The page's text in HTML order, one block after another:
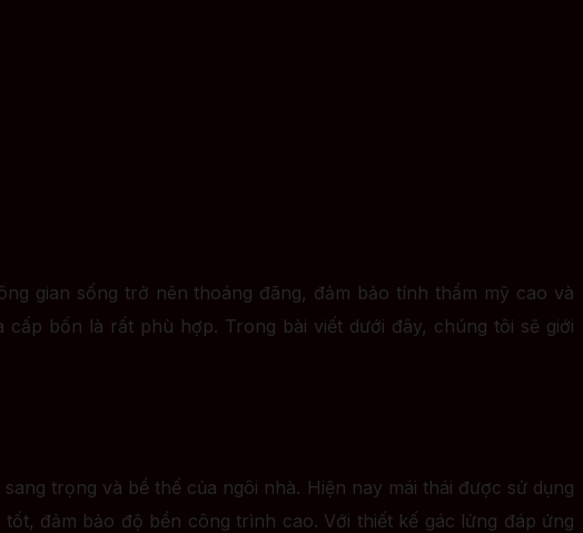
gian sống trở nên thoáng đãng, đảm bảo tính thẩm mỹ cao và
bốn là rất phù hợp. Trong bài viết dưới đây, chúng tôi sẽ giới
trọng và bề thế của ngôi nhà. Hiện nay mái thái được sử dụng
đảm bảo độ bền công trình cao. Với thiết kế gác lửng đáp ứng